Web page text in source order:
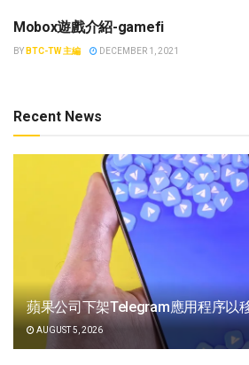
BLOG
Mobox遊戲介紹-gamefi
BY BTC-TW 主編 DECEMBER 1, 2021
Recent News
蘋果公司下架Telegram應用程序以
AUGUST 5, 2026